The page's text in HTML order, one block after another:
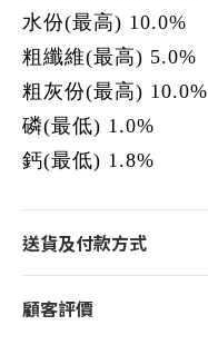
水份(最高) 10.0%
粗纖維(最高) 5.0%
粗灰份(最高) 10.0%
磷(最低) 1.0%
鈣(最低) 1.8%
送貨及付款方式
顧客評價